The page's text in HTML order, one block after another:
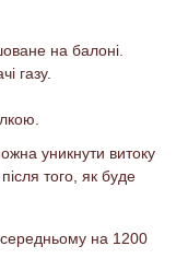
на балоні.
газу.
уникнути витоку
того, як буде
на 1200